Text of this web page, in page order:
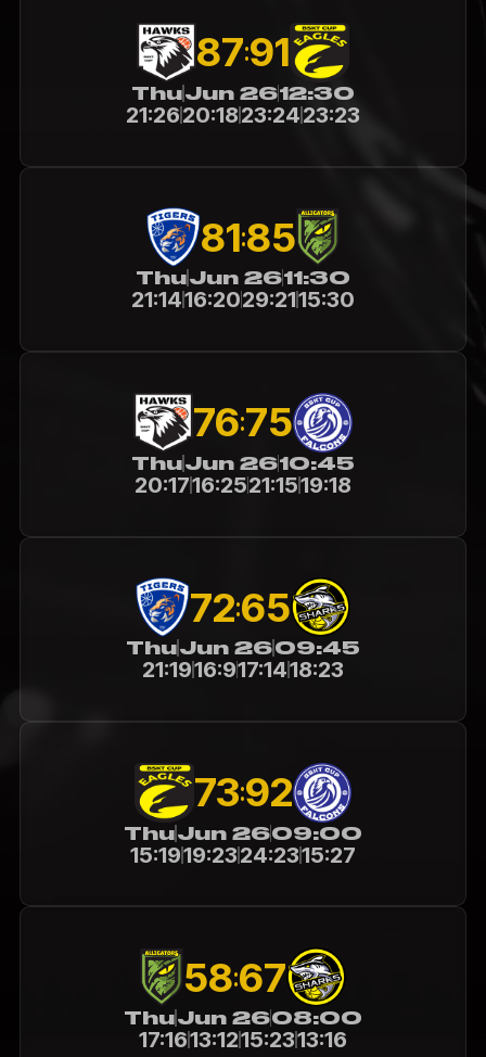
87:91
ThuJun 2612:30
21:2620:1823:2423:23
81:85
ThuJun 2611:30
21:1416:2029:2115:30
76:75
ThuJun 2610:45
20:1716:2521:1519:18
72:65
ThuJun 2609:45
21:1916:917:1418:23
73:92
ThuJun 2609:00
15:1919:2324:2315:27
58:67
ThuJun 2608:00
17:1613:1215:2313:16